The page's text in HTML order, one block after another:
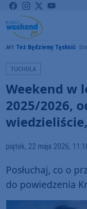
Też Będziemy Tęsknić
TUCHOLA
Weekend w
2025/2026,
piątek, 22 maja 2026,
Posłuchaj, co o
do powiedzenia